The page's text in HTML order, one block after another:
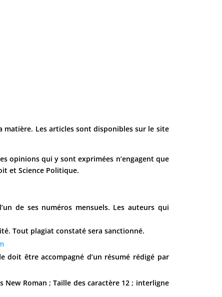
Les articles sont disponibles sur le site
opinions qui y sont exprimées n’engagent que
et Science Politique.
de ses numéros mensuels. Les auteurs qui
Tout plagiat constaté sera sanctionné.
doit être accompagné d’un résumé rédigé par
Roman ; Taille des caractère 12 ; interligne